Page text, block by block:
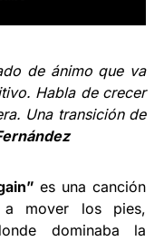
de ánimo que va
Habla de crecer
Una transición de
es una canción
mover los pies,
dominaba la